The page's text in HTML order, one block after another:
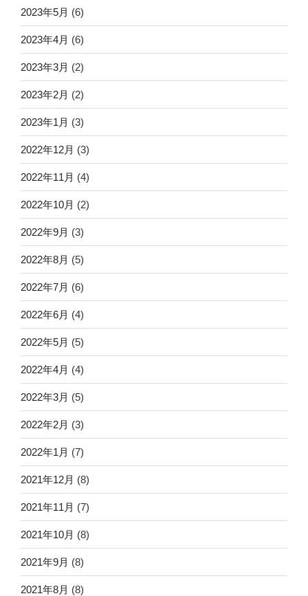
2023年5月 (6)
2023年4月 (6)
2023年3月 (2)
2023年2月 (2)
2023年1月 (3)
2022年12月 (3)
2022年11月 (4)
2022年10月 (2)
2022年9月 (3)
2022年8月 (5)
2022年7月 (6)
2022年6月 (4)
2022年5月 (5)
2022年4月 (4)
2022年3月 (5)
2022年2月 (3)
2022年1月 (7)
2021年12月 (8)
2021年11月 (7)
2021年10月 (8)
2021年9月 (8)
2021年8月 (8)